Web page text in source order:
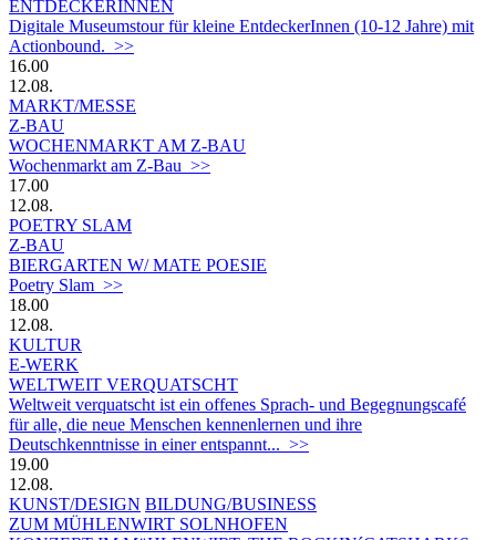
ENTDECKERINNEN
Digitale Museumstour für kleine EntdeckerInnen (10-12 Jahre) mit
Actionbound. >>
16.00
12.08.
MARKT/MESSE
Z-BAU
WOCHENMARKT AM Z-BAU
Wochenmarkt am Z-Bau >>
17.00
12.08.
POETRY SLAM
Z-BAU
BIERGARTEN W/ MATE POESIE
Poetry Slam >>
18.00
12.08.
KULTUR
E-WERK
WELTWEIT VERQUATSCHT
Weltweit verquatscht ist ein offenes Sprach- und Begegnungscafé
für alle, die neue Menschen kennenlernen und ihre
Deutschkenntnisse in einer entspannt... >>
19.00
12.08.
KUNST/DESIGN BILDUNG/BUSINESS
ZUM MÜHLENWIRT SOLNHOFEN